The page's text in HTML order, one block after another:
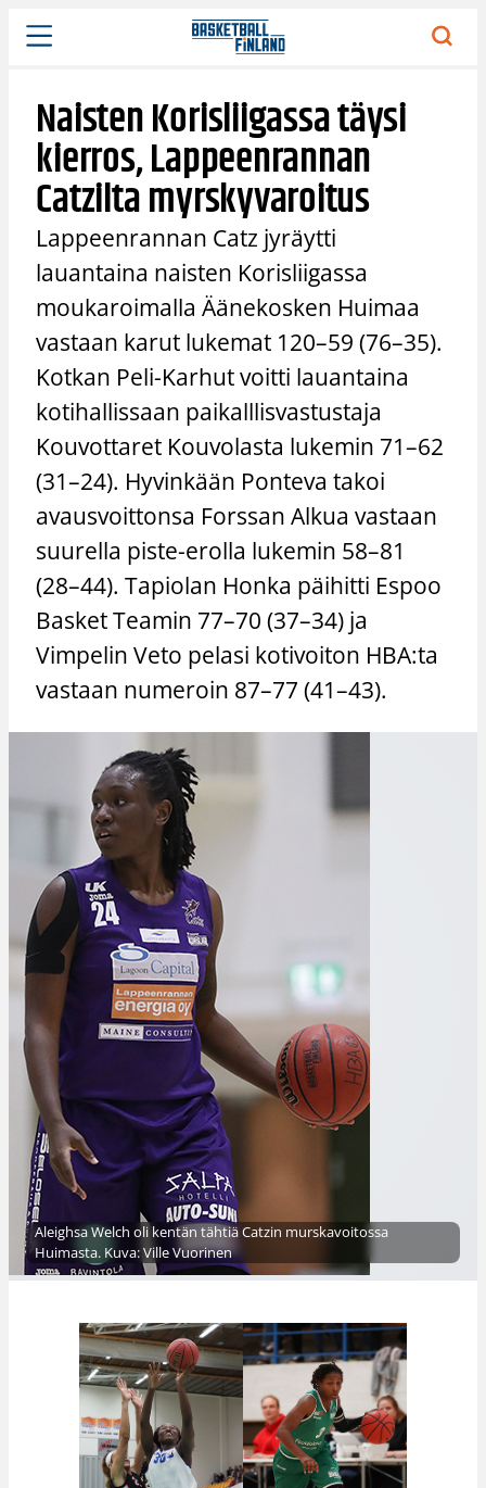
Siirry
sisältöön
Naisten Korisliigassa täysi
kierros, Lappeenrannan
Catzilta myrskyvaroitus
Lappeenrannan Catz jyräytti
lauantaina naisten Korisliigassa
moukaroimalla Äänekosken Huimaa
vastaan karut lukemat 120–59 (76–35).
Kotkan Peli-Karhut voitti lauantaina
kotihallissaan paikalllisvastustaja
Kouvottaret Kouvolasta lukemin 71–62
(31–24). Hyvinkään Ponteva takoi
avausvoittonsa Forssan Alkua vastaan
suurella piste-erolla lukemin 58–81
(28–44). Tapiolan Honka päihitti Espoo
Basket Teamin 77–70 (37–34) ja
Vimpelin Veto pelasi kotivoiton HBA:ta
vastaan numeroin 87–77 (41–43).
Aleighsa Welch oli kentän tähtiä Catzin murskavoitossa
Huimasta. Kuva: Ville Vuorinen